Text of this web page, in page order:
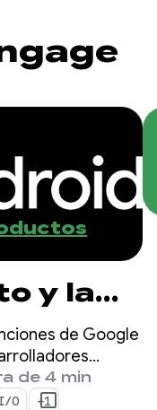
y la
en
de Google
de tu
futuras
de 4 min
O +1